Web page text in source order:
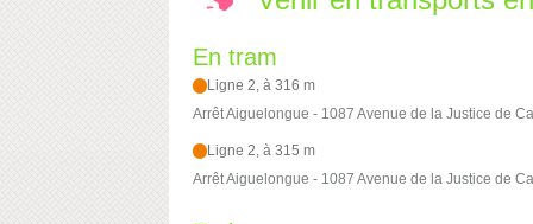
En tram
Ligne 2, à 316 m
Arrêt Aiguelongue - 1087 Avenue de la Justice de
Ligne 2, à 315 m
Arrêt Aiguelongue - 1087 Avenue de la Justice de